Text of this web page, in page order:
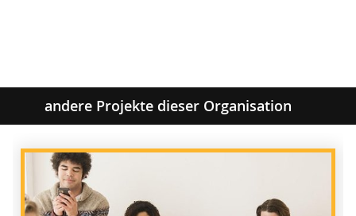
andere Projekte dieser Organisation